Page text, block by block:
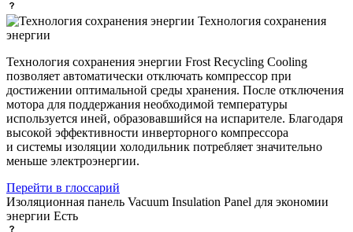
Технология сохранения
энергии
Технология сохранения энергии Frost Recycling Cooling
позволяет автоматически отключать компрессор при
достижении оптимальной среды хранения. После отключения
мотора для поддержания необходимой температуры
используется иней, образовавшийся на испарителе. Благодаря
высокой эффективности инверторного компрессора
и системы изоляции холодильник потребляет значительно
меньше электроэнергии.
Перейти в глоссарий
Изоляционная панель Vacuum Insulation Panel для экономии
энергии Есть